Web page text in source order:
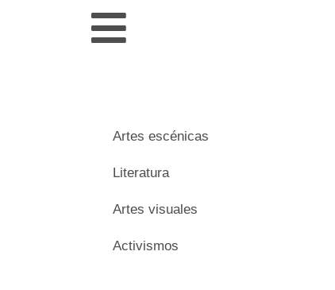
Artes escénicas
Literatura
Artes visuales
Activismos